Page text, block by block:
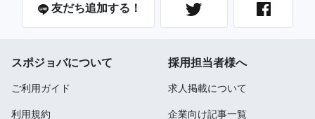
友だち追加する！
スポジョバについて
ご利用ガイド
利用規約
採用担当者様へ
求人掲載について
企業向け記事一覧